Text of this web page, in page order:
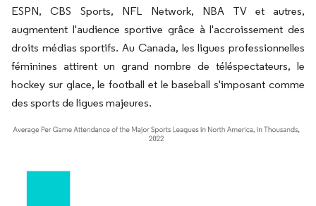
ESPN, CBS Sports, NFL Network, NBA TV et autres,
augmentent l'audience sportive grâce à l'accroissement des
droits médias sportifs. Au Canada, les ligues professionnelles
féminines attirent un grand nombre de téléspectateurs, le
hockey sur glace, le football et le baseball s'imposant comme
des sports de ligues majeures.